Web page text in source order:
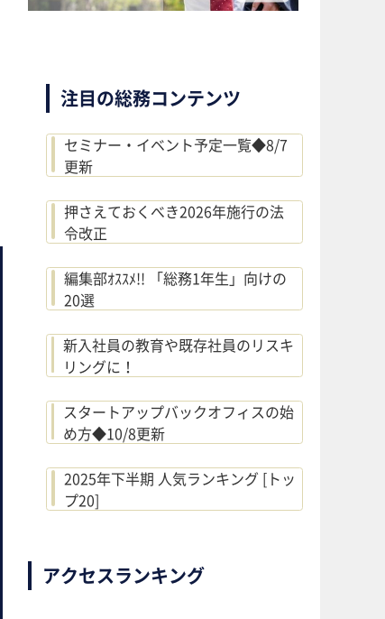
注目の総務コンテンツ
セミナー・イベント予定一覧◆8/7
更新
押さえておくべき2026年施行の法
令改正
編集部ｵｽｽﾒ!! 「総務1年生」向けの
20選
新入社員の教育や既存社員のリスキ
リングに！
スタートアップバックオフィスの始
め方◆10/8更新
2025年下半期 人気ランキング [トッ
プ20]
アクセスランキング